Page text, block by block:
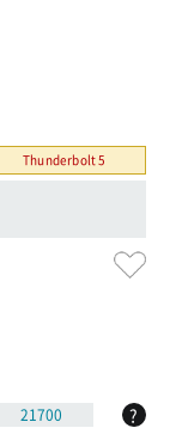
Thunderbolt 5
21700 ?